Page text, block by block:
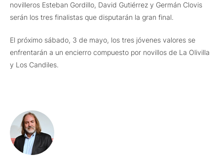
novilleros Esteban Gordillo, David Gutiérrez y Germán Clovis
serán los tres finalistas que disputarán la gran final.
El próximo sábado, 3 de mayo, los tres jóvenes valores se
enfrentarán a un encierro compuesto por novillos de La Olivilla
y Los Candiles.